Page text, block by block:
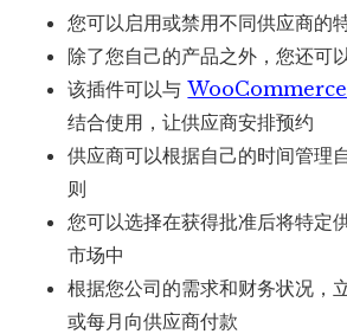
您可以启用或禁用不同供应商的
除了您自己的产品之外，您还可
该插件可以与WooCommerce
结合使用，让供应商安排预约
供应商可以根据自己的时间管理
则
您可以选择在获得批准后将特定
市场中
根据您公司的需求和财务状况，
或每月向供应商付款